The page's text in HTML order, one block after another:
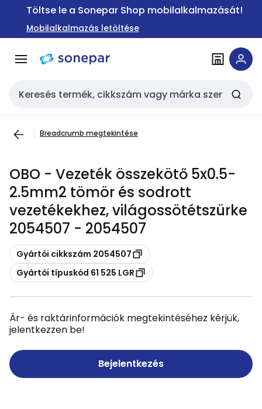
Ugrás a
Ugrás a
tartalomra
Töltse le a Sonepar Shop mobilalkalmazását!
Mobilalkalmazás letöltése
Keresési bemenet
Breadcrumb megtekintése
OBO - Vezeték összekötő 5x0.5-
2.5mm2 tömör és sodrott
vezetékekhez, világossötétszürke
2054507 - 2054507
Másolás
Gyártói cikkszám 2054507
Másolás
Gyártói típuskód 61 525 LGR
Ár- és raktárinformációk megtekintéséhez kérjük,
jelentkezzen be!
Bejelentkezés